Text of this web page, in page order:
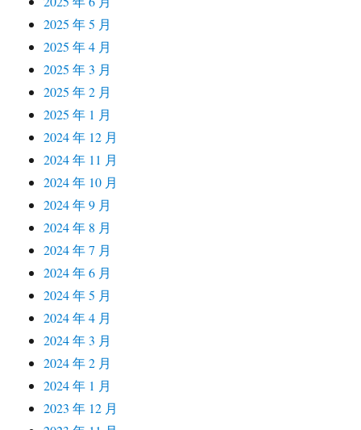
2025 年 5 月
2025 年 4 月
2025 年 3 月
2025 年 2 月
2025 年 1 月
2024 年 12 月
2024 年 11 月
2024 年 10 月
2024 年 9 月
2024 年 8 月
2024 年 7 月
2024 年 6 月
2024 年 5 月
2024 年 4 月
2024 年 3 月
2024 年 2 月
2024 年 1 月
2023 年 12 月